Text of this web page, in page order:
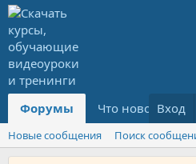
Форумы Что нового?Вход
Новые сообщения Поиск